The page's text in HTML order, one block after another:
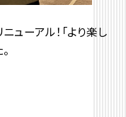
ューアル！「より楽し